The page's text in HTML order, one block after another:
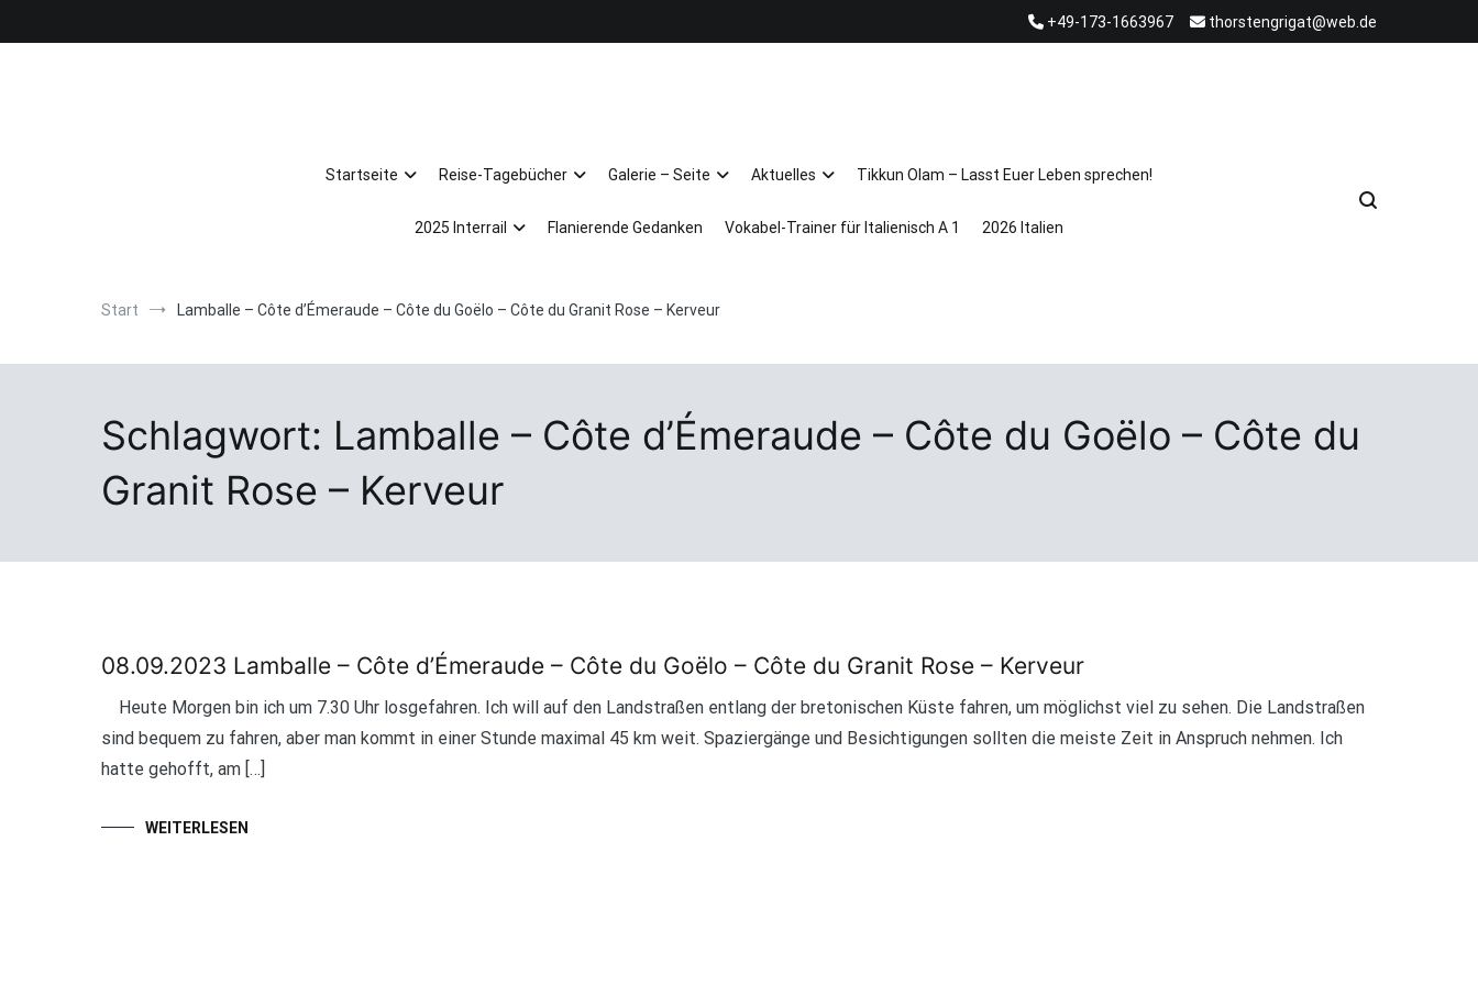
+49-173-1663967 thorstengrigat@web.de
Startseite Reise-Tagebücher Galerie – Seite Aktuelles Tikkun Olam – Lasst Euer Leben sprechen!
2025 Interrail Flanierende Gedanken Vokabel-Trainer für Italienisch A 1 2026 Italien
Start Lamballe – Côte d’Émeraude – Côte du Goëlo – Côte du Granit Rose – Kerveur
Schlagwort: Lamballe – Côte d’Émeraude – Côte du Goëlo – Côte du
Granit Rose – Kerveur
08.09.2023 Lamballe – Côte d’Émeraude – Côte du Goëlo – Côte du Granit Rose – Kerveur
Heute Morgen bin ich um 7.30 Uhr losgefahren. Ich will auf den Landstraßen entlang der bretonischen Küste fahren, um möglichst viel zu sehen. Die Landstraßen
sind bequem zu fahren, aber man kommt in einer Stunde maximal 45 km weit. Spaziergänge und Besichtigungen sollten die meiste Zeit in Anspruch nehmen. Ich
hatte gehofft, am […]
WEITERLESEN